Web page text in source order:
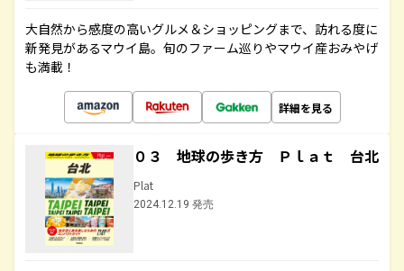
大自然から感度の高いグルメ＆ショッピングまで、訪れる度に
新発見があるマウイ島。旬のファーム巡りやマウイ産おみやげ
も満載！
詳細を見る
０３ 地球の歩き方 Ｐｌａｔ 台北
Plat
2024.12.19 発売